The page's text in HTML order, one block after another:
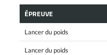
ÉPREUVE
Lancer du poids
Lancer du poids